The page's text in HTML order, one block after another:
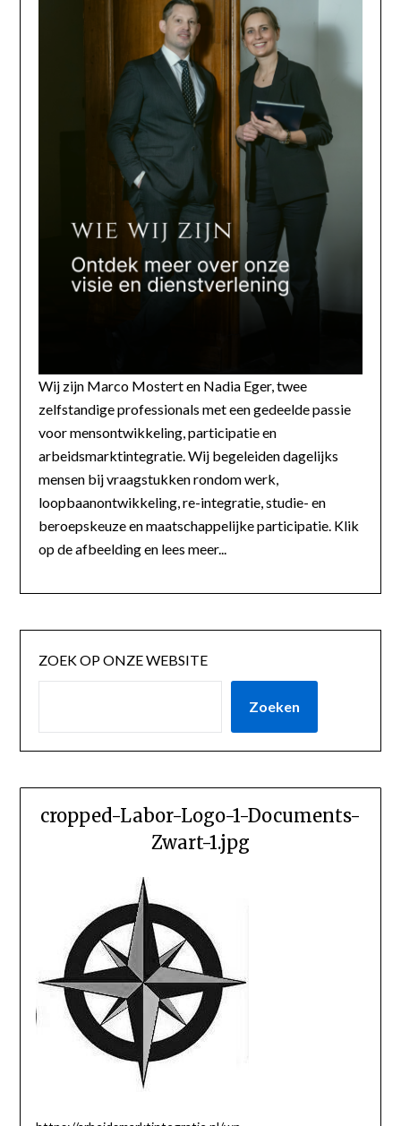
Wij zijn Marco Mostert en Nadia Eger, twee
zelfstandige professionals met een gedeelde passie
voor mensontwikkeling, participatie en
arbeidsmarktintegratie. Wij begeleiden dagelijks
mensen bij vraagstukken rondom werk,
loopbaanontwikkeling, re-integratie, studie- en
beroepskeuze en maatschappelijke participatie. Klik
op de afbeelding en lees meer...
ZOEK OP ONZE WEBSITE
Zoeken
cropped-Labor-Logo-1-Documents-
Zwart-1.jpg